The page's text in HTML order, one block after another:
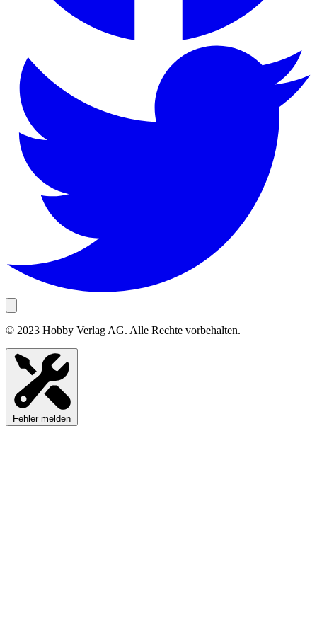
© 2023 Hobby Verlag AG. Alle Rechte vorbehalten.
Fehler melden